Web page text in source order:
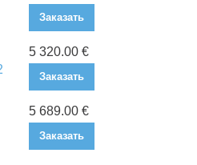
Заказать
5 320.00 €
Заказать
5 689.00 €
Заказать